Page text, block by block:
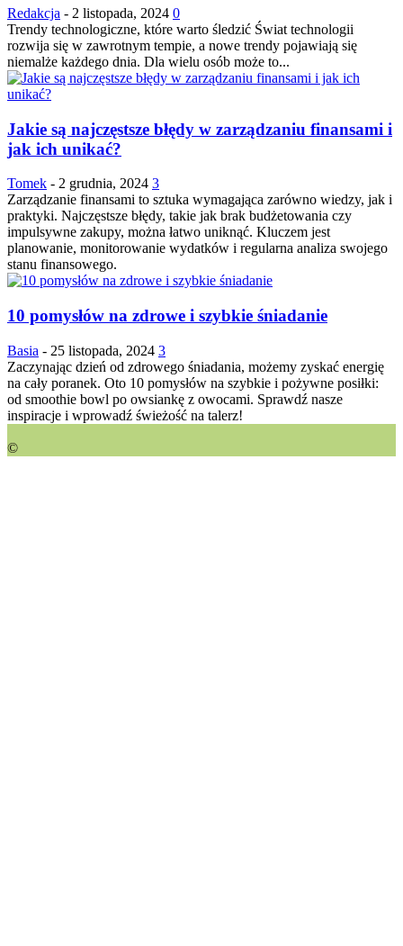
Redakcja - 2 listopada, 2024 0
Trendy technologiczne, które warto śledzić Świat technologii
rozwija się w zawrotnym tempie, a nowe trendy pojawiają się
niemalże każdego dnia. Dla wielu osób może to...
Jakie są najczęstsze błędy w zarządzaniu finansami i
jak ich unikać?
Tomek - 2 grudnia, 2024 3
Zarządzanie finansami to sztuka wymagająca zarówno wiedzy, jak i
praktyki. Najczęstsze błędy, takie jak brak budżetowania czy
impulsywne zakupy, można łatwo uniknąć. Kluczem jest
planowanie, monitorowanie wydatków i regularna analiza swojego
stanu finansowego.
10 pomysłów na zdrowe i szybkie śniadanie
Basia - 25 listopada, 2024 3
Zaczynając dzień od zdrowego śniadania, możemy zyskać energię
na cały poranek. Oto 10 pomysłów na szybkie i pożywne posiłki:
od smoothie bowl po owsiankę z owocami. Sprawdź nasze
inspiracje i wprowadź świeżość na talerz!
©